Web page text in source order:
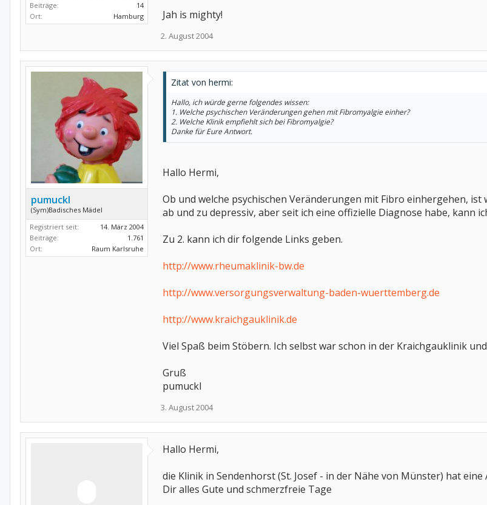
Beiträge:
14
Ort:
Hamburg Jah is mighty!
2. August 2004
pumuckl
(Sym)Badisches Mädel
Registriert seit:
14. März 2004
Beiträge:
1.761
Ort:
Raum Karlsruhe
Zitat von hermi:
Hallo, ich würde gerne folgendes wissen:
1. Welche psychischen Veränderungen gehen mit Fibromyalgie einher?
2. Welche Klinik empfiehlt sich bei Fibromyalgie?
Danke für Eure Antwort.
Hallo Hermi,
Ob und welche psychischen Veränderungen mit Fibro einhergehen,
ab und zu depressiv, aber seit ich eine offizielle Diagnose habe, kann
Zu 2. kann ich dir folgende Links geben.
http://www.rheumaklinik-bw.de
http://www.versorgungsverwaltung-baden-wuerttemberg.de
http://www.kraichgauklinik.de
Viel Spaß beim Stöbern. Ich selbst war schon in der Kraichgauklinik
Gruß
pumuckl
3. August 2004
Hallo Hermi,
die Klinik in Sendenhorst (St. Josef - in der Nähe von Münster) hat
Dir alles Gute und schmerzfreie Tage